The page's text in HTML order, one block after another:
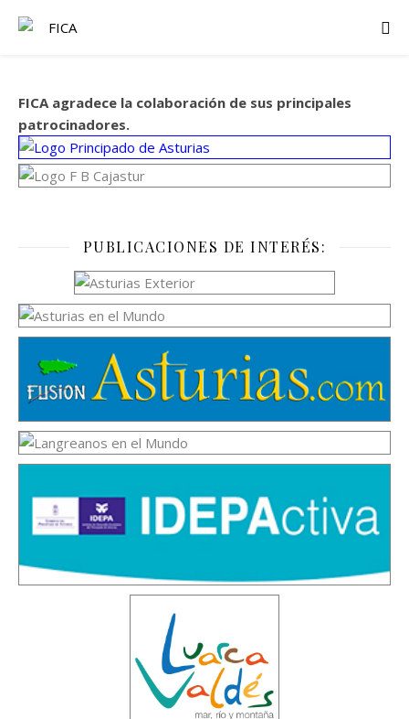
FICA agradece la colaboración de sus principales
patrocinadores.
PUBLICACIONES DE INTERÉS: